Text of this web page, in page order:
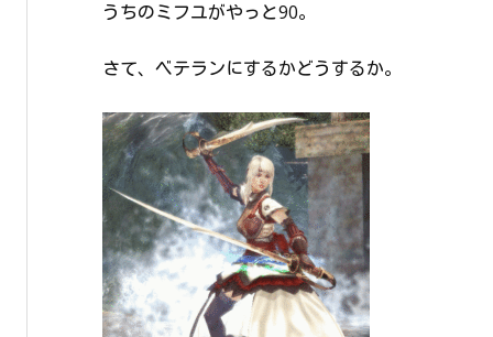
うちのミフユがやっと90。
さて、ベテランにするかどうするか。